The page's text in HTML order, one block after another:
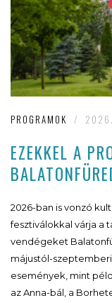
PROGRAMOK /
EZEKKEL A
2026-ban is vonzó
fesztiválokkal várja a
vendégeket
májustól-
események, mint
az Anna-bál, a